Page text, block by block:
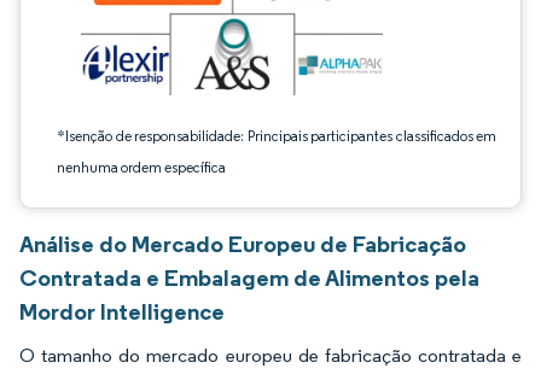
*Isenção de responsabilidade: Principais participantes classificados em
nenhuma ordem específica
Análise do Mercado Europeu de Fabricação
Contratada e Embalagem de Alimentos pela
Mordor Intelligence
O tamanho do mercado europeu de fabricação contratada e